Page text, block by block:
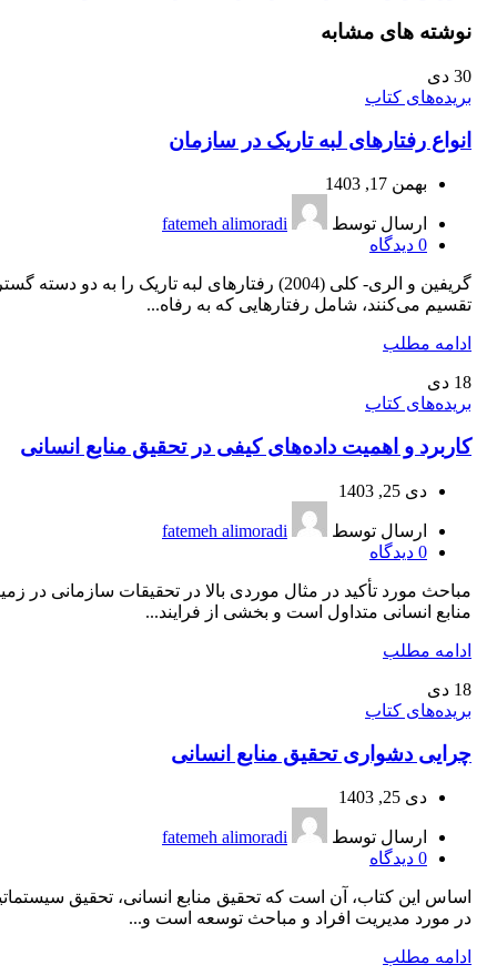
نوشته های مشابه
30 دی
بریده‌های کتاب
انواع رفتارهای لبه تاریک در سازمان
بهمن 17, 1403
ارسال توسط
fatemeh alimoradi
0 دیدگاه
گریفین و الری- کلی (2004) رفتارهای لبه تاریک را به دو دسته
تقسیم می‌کنند، شامل رفتارهایی که به رفاه...
ادامه مطلب
18 دی
بریده‌های کتاب
کاربرد و اهمیت داده‌های کیفی در تحقیق منابع انسانی
دی 25, 1403
ارسال توسط
fatemeh alimoradi
0 دیدگاه
مباحث مورد تأکید در مثال موردی بالا در تحقیقات سازمانی در
منابع انسانی متداول است و بخشی از فرایند...
ادامه مطلب
18 دی
بریده‌های کتاب
چرایی دشواری تحقیق منابع انسانی
دی 25, 1403
ارسال توسط
fatemeh alimoradi
0 دیدگاه
اساس این کتاب، آن است که تحقیق منابع انسانی، تحقیق
در مورد مدیریت افراد و مباحث توسعه است و...
ادامه مطلب